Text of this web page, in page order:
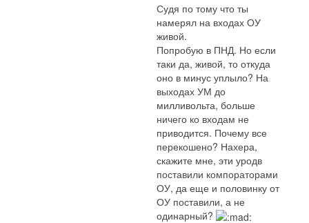
Судя по тому что ты
намерял на входах ОУ
живой.
Попробую в ПНД. Но если
таки да, живой, то откуда
оно в минус уплыло? На
выходах УМ до
милливольта, больше
ничего ко входам не
приводится. Почему все
перекошено? Нахера,
скажите мне, эти уродв
поставили компораторами
ОУ, да еще и половинку от
ОУ поставили, а не
одинарный?